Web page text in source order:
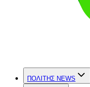
ΠΟΛΙΤΗΣ NEWS